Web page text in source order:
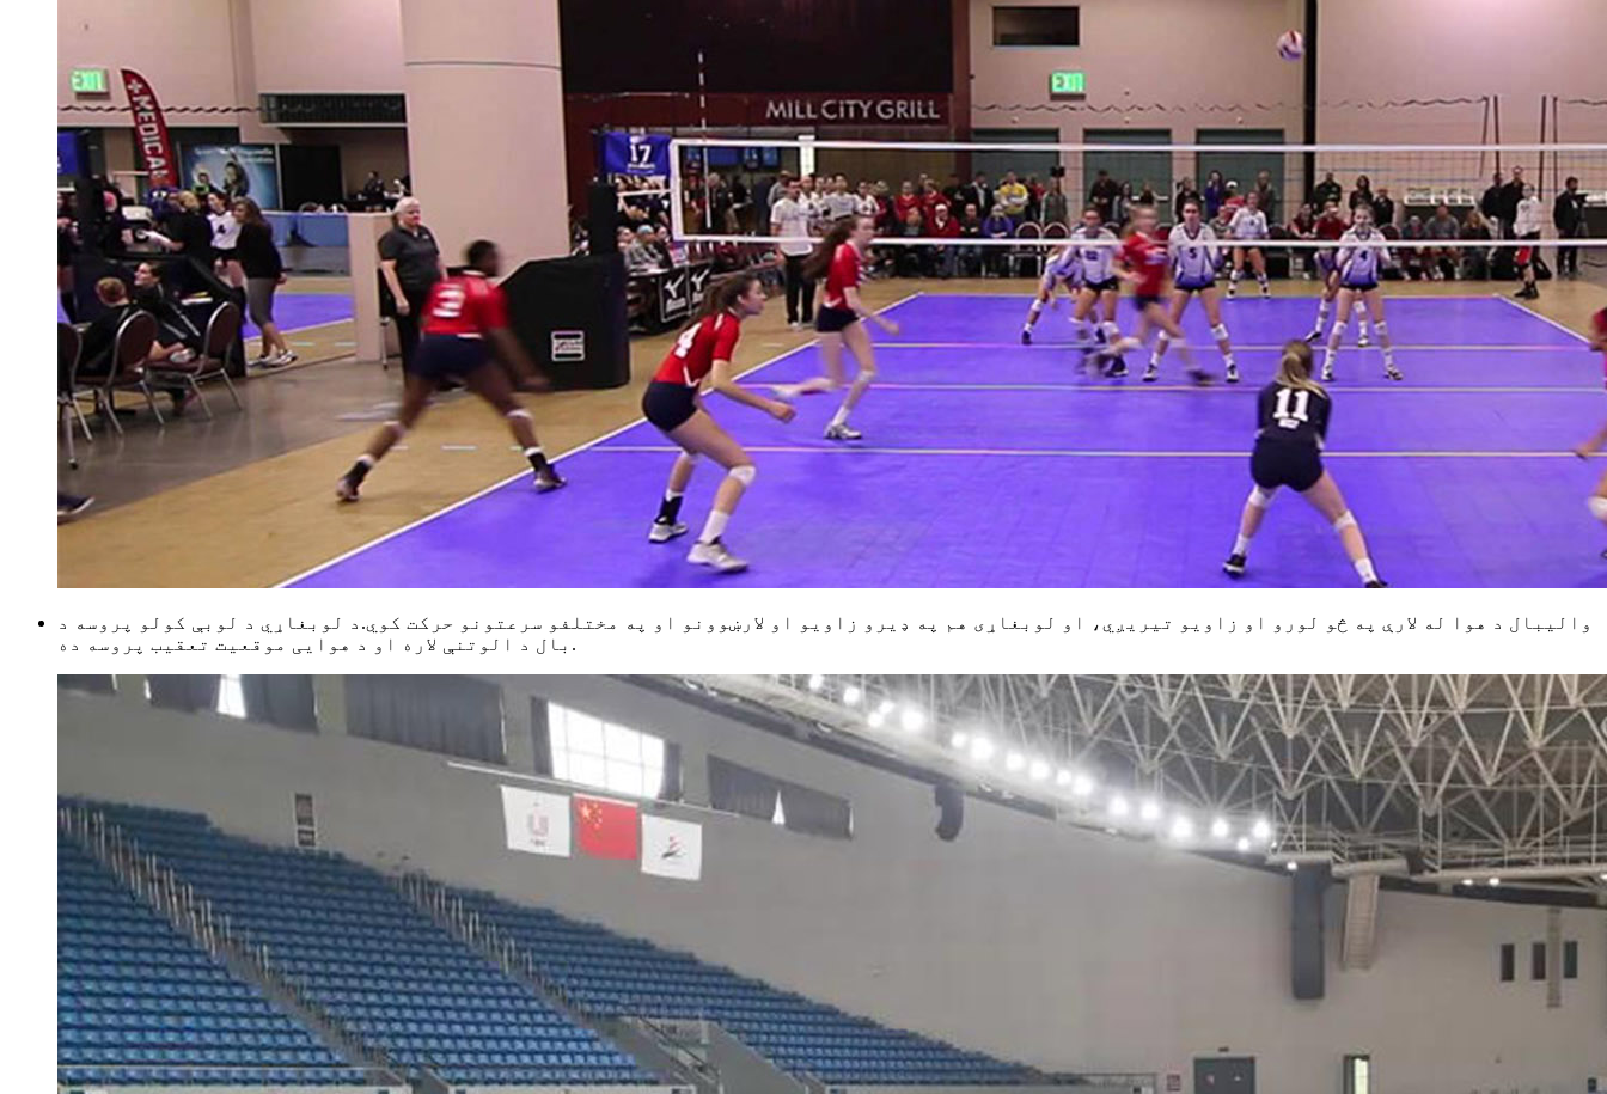
والیبال د هوا له لارې په څو لورو او زاویو تیریږي، او لوبغاړی هم په ډیرو زاویو او لارښوونو او په مختلفو سرعتونو حرکت کوي.د لوبغاړي د لوبې کولو پروسه د
بال د الوتنې لاره او د هوایی موقعیت تعقیب پروسه ده.